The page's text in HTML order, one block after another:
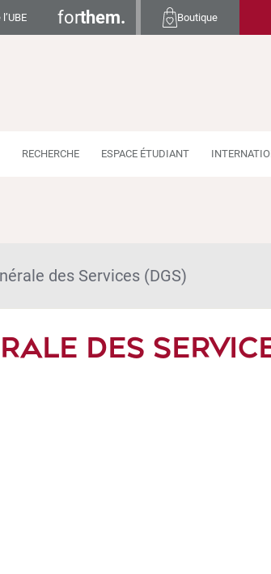
forthem. Boutique
RECHERCHE ESPACE ÉTUDIANT
des Services (DGS)
DES